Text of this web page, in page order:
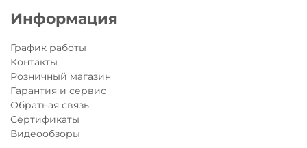
Информация
График работы
Контакты
Розничный магазин
Гарантия и сервис
Обратная связь
Сертификаты
Видеообзоры